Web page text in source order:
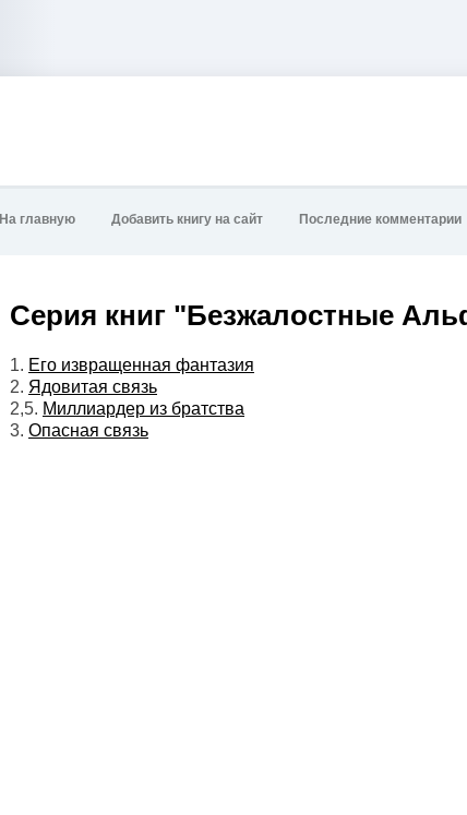
На главную Добавить книгу на сайт Последние комментарии
Серия книг "Безжалостные
1. Его извращенная фантазия
2. Ядовитая связь
2,5. Миллиардер из братства
3. Опасная связь